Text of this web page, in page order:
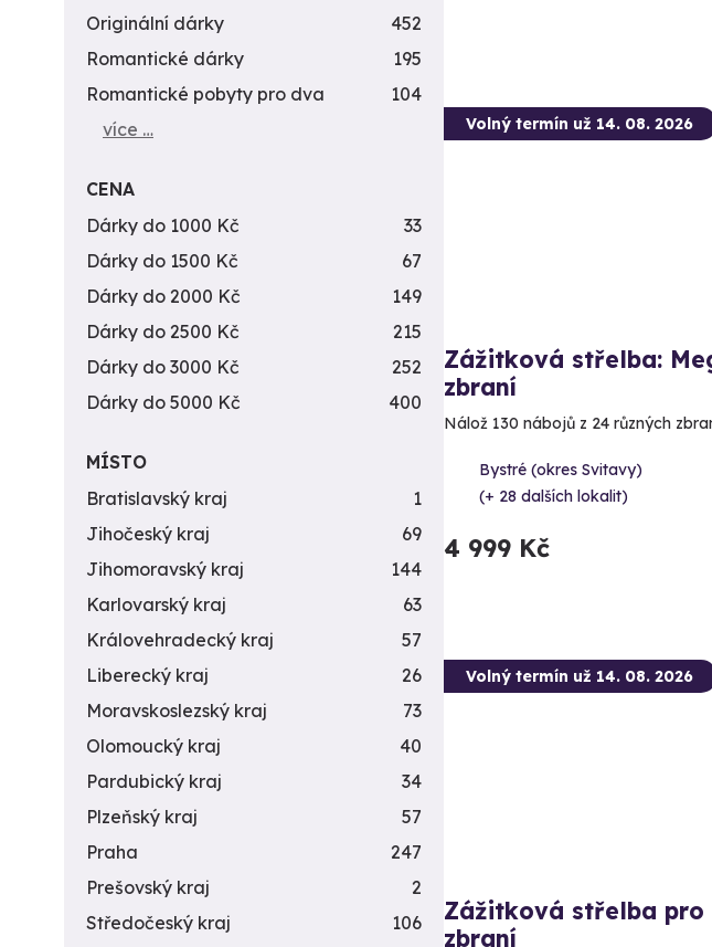
Volný termín už 14. 08. 2026
Zážitková střelba:
zbraní
Nálož 130 nábojů z 24 různých
Bystré (okres Svitavy)
(+ 28 dalších lokalit)
4 999 Kč
Volný termín už 14. 08. 2026
Zážitková střelba pro
zbraní
Originální dárky
452
Romantické dárky
195
Romantické pobyty pro dva
104
více …
CENA
Dárky do 1000 Kč
33
Dárky do 1500 Kč
67
Dárky do 2000 Kč
149
Dárky do 2500 Kč
215
Dárky do 3000 Kč
252
Dárky do 5000 Kč
400
MÍSTO
Bratislavský kraj
1
Jihočeský kraj
69
Jihomoravský kraj
144
Karlovarský kraj
63
Královehradecký kraj
57
Liberecký kraj
26
Moravskoslezský kraj
73
Olomoucký kraj
40
Pardubický kraj
34
Plzeňský kraj
57
Praha
247
Prešovský kraj
2
Středočeský kraj
106